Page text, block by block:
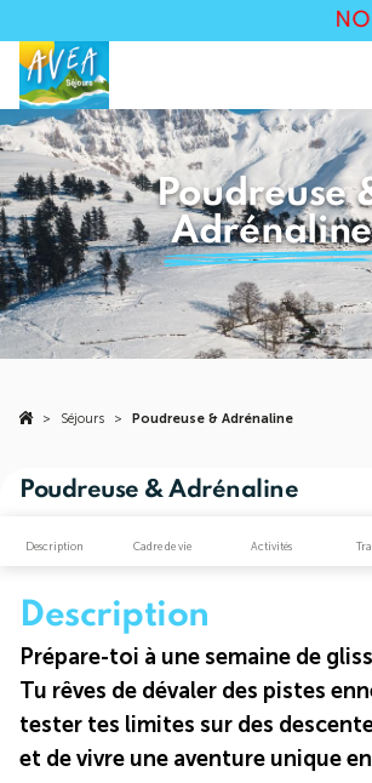
Poudreuse
Adrénaline
> Séjours > Poudreuse & Adrénaline
Poudreuse & Adrénaline
Description Cadre de vie Activités
Description
Prépare-toi à une semaine de
Tu rêves de dévaler des pistes
tester tes limites sur des
et de vivre une aventure unique